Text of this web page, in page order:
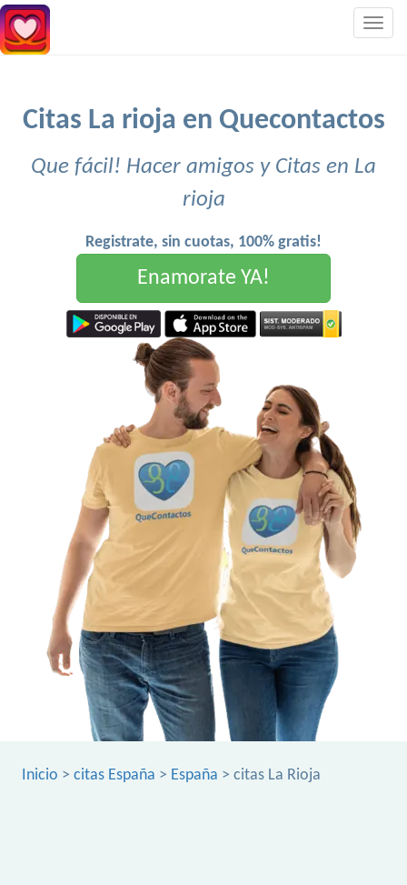
Citas La rioja en Quecontactos
Que fácil! Hacer amigos y Citas en La
rioja
Registrate, sin cuotas, 100% gratis!
Enamorate YA!
Inicio > citas España > España > citas La Rioja